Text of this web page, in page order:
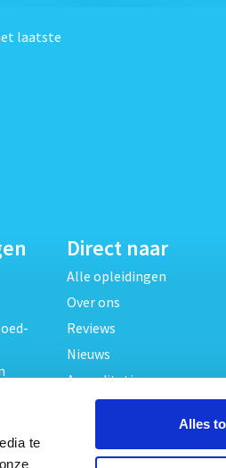
te
Alles
laatste
Direct naar
Alle opleidingen
Over ons
Reviews
Nieuws
Accreditaties
Algemene voorwaarden